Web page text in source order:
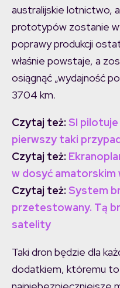
australijskie lotnictwo,
prototypów zostanie
poprawy produkcji
właśnie powstaje, a
osiągnąć „wydajność
3704 km.
Czytaj też: SI
pierwszy taki
Czytaj też:
w dosyć amatorskim
Czytaj też: System
przetestowany. Tą
satelity
Taki dron będzie dla
dodatkiem, któremu to